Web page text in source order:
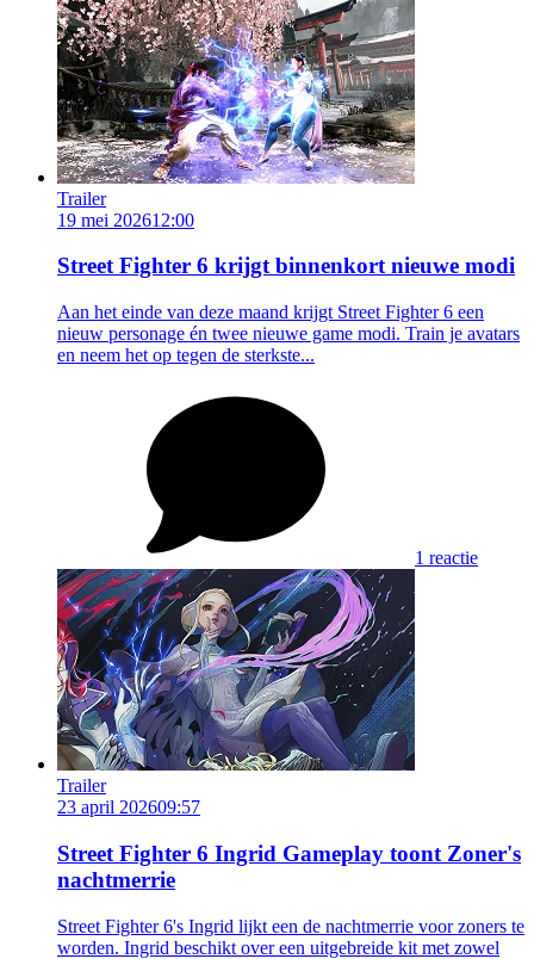
Trailer
19 mei 202612:00
Street Fighter 6 krijgt binnenkort nieuwe modi
Aan het einde van deze maand krijgt Street Fighter 6 een
nieuw personage én twee nieuwe game modi. Train je avatars
en neem het op tegen de sterkste...
1 reactie
Trailer
23 april 202609:57
Street Fighter 6 Ingrid Gameplay toont Zoner's
nachtmerrie
Street Fighter 6's Ingrid lijkt een de nachtmerrie voor zoners te
worden. Ingrid beschikt over een uitgebreide kit met zowel